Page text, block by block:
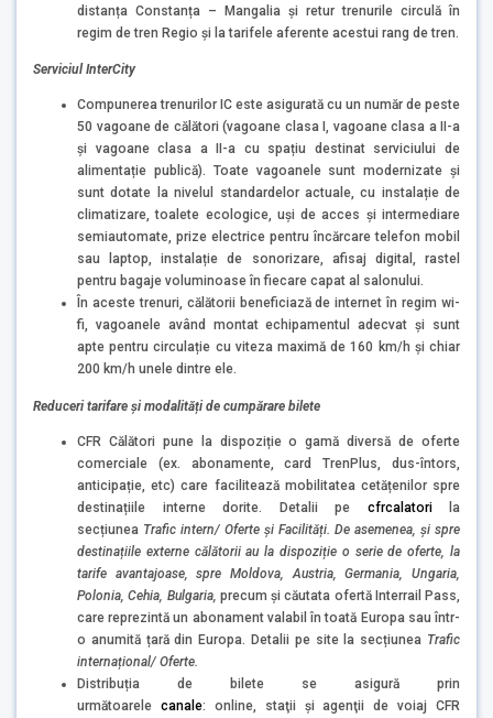
distanța Constanța – Mangalia și retur trenurile circulă în
regim de tren Regio și la tarifele aferente acestui rang de tren.
Serviciul InterCity
Compunerea trenurilor IC este asigurată cu un număr de peste
50 vagoane de călători (vagoane clasa I, vagoane clasa a II-a
și vagoane clasa a II-a cu spațiu destinat serviciului de
alimentație publică). Toate vagoanele sunt modernizate și
sunt dotate la nivelul standardelor actuale, cu instalație de
climatizare, toalete ecologice, uși de acces și intermediare
semiautomate, prize electrice pentru încărcare telefon mobil
sau laptop, instalație de sonorizare, afisaj digital, rastel
pentru bagaje voluminoase în fiecare capat al salonului.
În aceste trenuri, călătorii beneficiază de internet în regim wi-
fi, vagoanele având montat echipamentul adecvat și sunt
apte pentru circulație cu viteza maximă de 160 km/h și chiar
200 km/h unele dintre ele.
Reduceri tarifare și modalități de cumpărare bilete
CFR Călători pune la dispoziție o gamă diversă de oferte
comerciale (ex. abonamente, card TrenPlus, dus-întors,
anticipație, etc) care facilitează mobilitatea cetățenilor spre
destinațiile interne dorite. Detalii pe cfrcalatorila
secțiunea Trafic intern/ Oferte și Facilități. De asemenea, și spre
destinațiile externe călătorii au la dispoziție o serie de oferte, la
tarife avantajoase, spre Moldova, Austria, Germania, Ungaria,
Polonia, Cehia, Bulgaria, precum şi căutata ofertă Interrail Pass,
care reprezintă un abonament valabil în toată Europa sau într-
o anumită țară din Europa. Detalii pe site la secțiunea Trafic
internațional/ Oferte.
Distribuția de bilete se asigură prin
următoarele canale: online, staţii şi agenţii de voiaj CFR